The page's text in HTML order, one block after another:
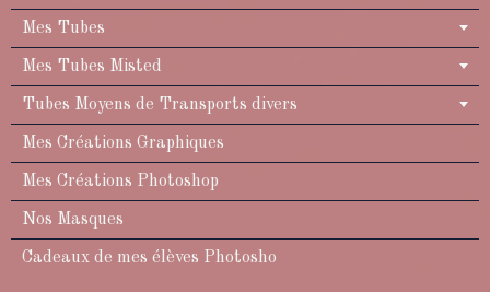
Mes Tubes
Mes Tubes Misted
Tubes Moyens de Transports divers
Mes Créations Graphiques
Mes Créations Photoshop
Nos Masques
Cadeaux de mes élèves Photosho